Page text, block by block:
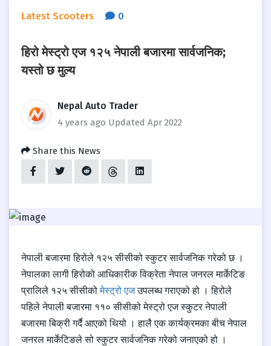
Latest Scooters 0
हिरो मेस्ट्रो एज १२५ नेपाली बजारमा सार्वजनिक;
यस्तो छ मुल्य
Nepal Auto Trader
4 years ago Updated Apr 2022
Share this News
नेपाली बजारमा हिरोले १२५ सीसीको स्कुटर सार्वजनिक गरेको छ ।
नेपालका लागी हिरोको आधिकारीक विक्रेता नेपाल जनरल मार्केटिङ
प्रालिले १२५ सीसीकोमेस्ट्रो एजउपलब्ध गराएको हो । हिरोले
पहिले नेपाली बजारमा ११० सीसीको मेस्ट्रो एज स्कुटर नेपाली
बजारमा बिक्री गर्दै आएको थियो । हालै एक कार्यक्रमका बीच नेपाल
जनरल मार्केटिङले सो स्कुटर सार्वजनिक गरेको जनाएको हो ।